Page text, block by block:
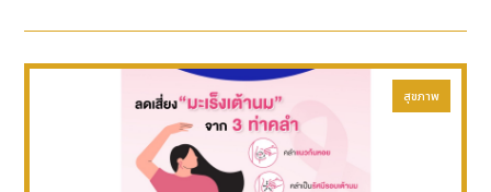
สุขภาพ